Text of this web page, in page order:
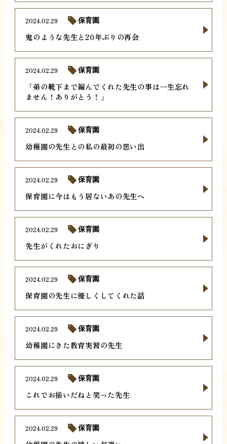
鬼のような先生と20年ぶりの再会
2024.02.29 保育園
「弟の靴下まで編んでくれた先生の事は一生忘れ
ません！ありがとう！」
2024.02.29 保育園
幼稚園の先生との私の最初の思い出
2024.02.29 保育園
保育園に今はもう居ないあの先生へ
2024.02.29 保育園
先生がくれたおにぎり
2024.02.29 保育園
保育園の先生に優しくしてくれた話
2024.02.29 保育園
幼稚園にきた教育実習の先生
2024.02.29 保育園
これでお揃いだねと笑った先生
2024.02.29 保育園
2024.02.29 保育園